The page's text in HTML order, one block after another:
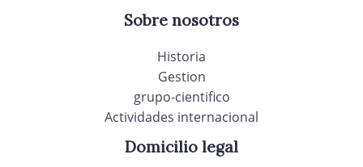
Sobre nosotros
Historia
Gestion
grupo-cientifico
Actividades internacional
Domicilio legal